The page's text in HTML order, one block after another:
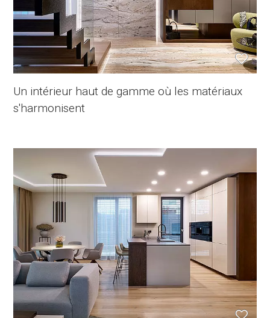
Un intérieur haut de gamme où les matériaux
s'harmonisent